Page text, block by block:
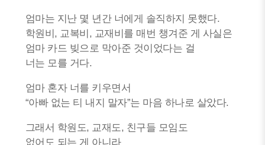
엄마는 지난 몇 년간 너에게 솔직하지 못했다.
학원비, 교복비, 교재비를 매번 챙겨준 게 사실은
엄마 카드 빚으로 막아준 것이었다는 걸
너는 모를 거다.
엄마 혼자 너를 키우면서
“아빠 없는 티 내지 말자”는 마음 하나로 살았다.
그래서 학원도, 교재도, 친구들 모임도
없어도 되는 게 아니라